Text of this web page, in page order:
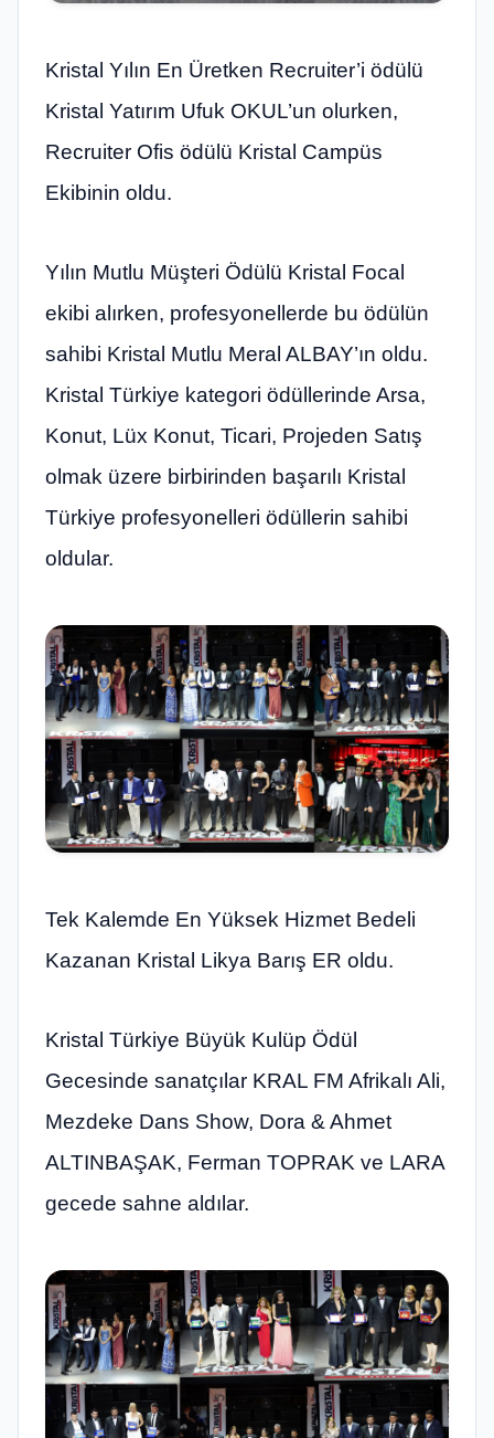
Kristal Yılın En Üretken Recruiter’i ödülü
Kristal Yatırım Ufuk OKUL’un olurken,
Recruiter Ofis ödülü Kristal Campüs
Ekibinin oldu.
Yılın Mutlu Müşteri Ödülü Kristal Focal
ekibi alırken, profesyonellerde bu ödülün
sahibi Kristal Mutlu Meral ALBAY’ın oldu.
Kristal Türkiye kategori ödüllerinde Arsa,
Konut, Lüx Konut, Ticari, Projeden Satış
olmak üzere birbirinden başarılı Kristal
Türkiye profesyonelleri ödüllerin sahibi
oldular.
Tek Kalemde En Yüksek Hizmet Bedeli
Kazanan Kristal Likya Barış ER oldu.
Kristal Türkiye Büyük Kulüp Ödül
Gecesinde sanatçılar KRAL FM Afrikalı Ali,
Mezdeke Dans Show, Dora & Ahmet
ALTINBAŞAK, Ferman TOPRAK ve LARA
gecede sahne aldılar.